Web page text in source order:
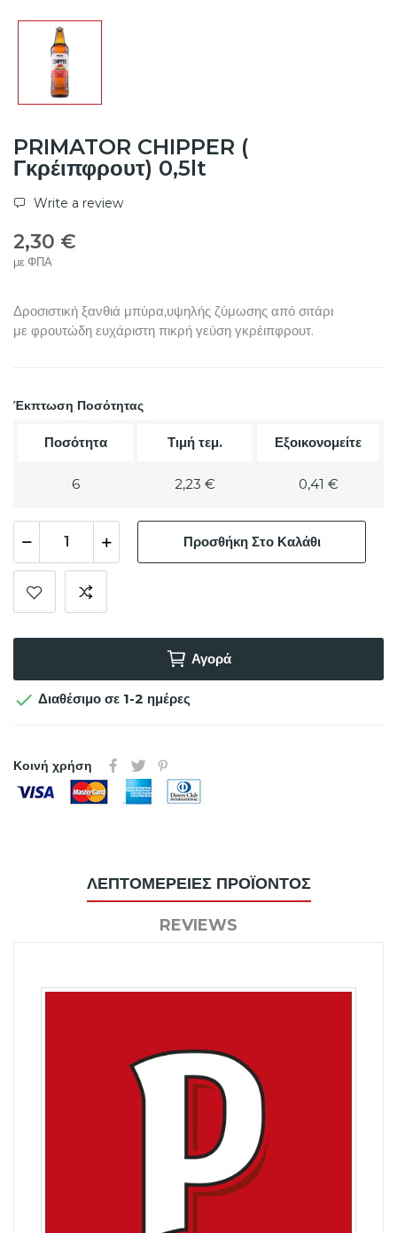
PRIMATOR CHIPPER (
Γκρέιπφρουτ) 0,5lt
Write a review
2,30 €
με ΦΠΑ
Δροσιστική ξανθιά μπύρα,υψηλής ζύμωσης από σιτάρι
με φρουτώδη ευχάριστη πικρή γεύση γκρέιπφρουτ.
Έκπτωση Ποσότητας
Ποσότητα Τιμή τεμ. Εξοικονομείτε
6 2,23 € 0,41 €
Προσθήκη Στο Καλάθι
Αγορά
 Διαθέσιμο σε 1-2 ημέρες
Κοινή χρήση
ΛΕΠΤΟΜΈΡΕΙΕΣ ΠΡΟΪΌΝΤΟΣ
REVIEWS